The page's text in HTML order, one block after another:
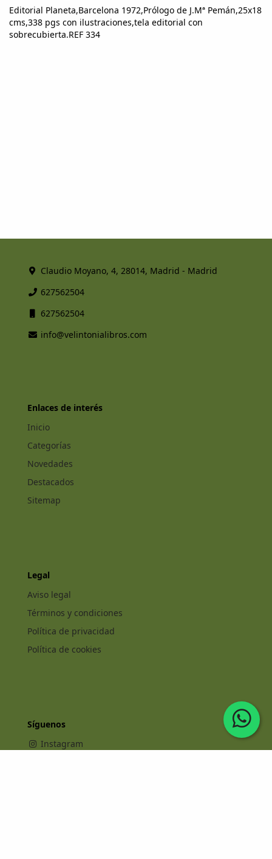
Editorial Planeta,Barcelona 1972,Prólogo de J.Mª Pemán,25x18
cms,338 pgs con ilustraciones,tela editorial con
sobrecubierta.REF 334
Claudio Moyano, 4, 28014, Madrid - Madrid
627562504
627562504
info@velintonialibros.com
Enlaces de interés
Inicio
Categorías
Novedades
Destacados
Sitemap
Legal
Aviso legal
Términos y condiciones
Política de privacidad
Política de cookies
Síguenos
Instagram